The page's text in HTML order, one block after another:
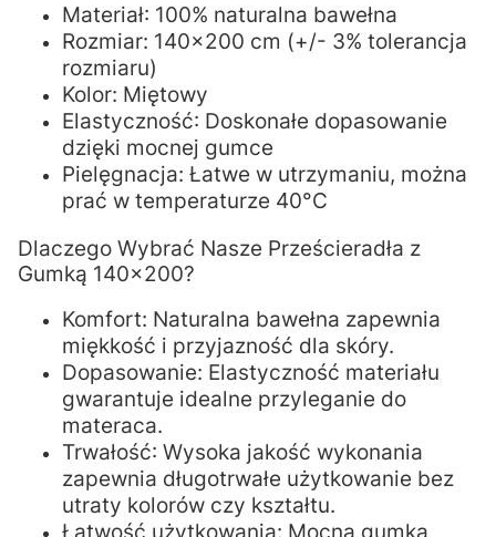
Materiał: 100% naturalna bawełna
Rozmiar: 140x200 cm (+/- 3% tolerancja
rozmiaru)
Kolor: Miętowy
Elastyczność: Doskonałe dopasowanie
dzięki mocnej gumce
Pielęgnacja: Łatwe w utrzymaniu, można
prać w temperaturze 40°C
Dlaczego Wybrać Nasze Prześcieradła z
Gumką 140x200?
Komfort: Naturalna bawełna zapewnia
miękkość i przyjazność dla skóry.
Dopasowanie: Elastyczność materiału
gwarantuje idealne przyleganie do
materaca.
Trwałość: Wysoka jakość wykonania
zapewnia długotrwałe użytkowanie bez
utraty kolorów czy kształtu.